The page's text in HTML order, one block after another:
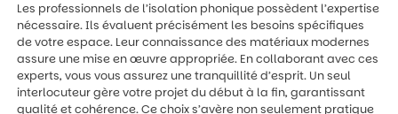
Les professionnels de l’isolation phonique possèdent l’expertise
nécessaire. Ils évaluent précisément les besoins spécifiques
de votre espace. Leur connaissance des matériaux modernes
assure une mise en œuvre appropriée. En collaborant avec ces
experts, vous vous assurez une tranquillité d’esprit. Un seul
interlocuteur gère votre projet du début à la fin, garantissant
qualité et cohérence. Ce choix s’avère non seulement pratique